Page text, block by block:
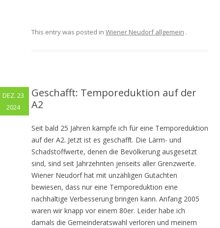
This entry was posted in Wiener Neudorf allgemein .
Geschafft: Temporeduktion auf der
A2
Seit bald 25 Jahren kämpfe ich für eine Temporeduktion
auf der A2. Jetzt ist es geschafft. Die Lärm- und
Schadstoffwerte, denen die Bevölkerung ausgesetzt
sind, sind seit Jahrzehnten jenseits aller Grenzwerte.
Wiener Neudorf hat mit unzähligen Gutachten
bewiesen, dass nur eine Temporeduktion eine
nachhaltige Verbesserung bringen kann. Anfang 2005
waren wir knapp vor einem 80er. Leider habe ich
damals die Gemeinderatswahl verloren und meinem
DEZ. 23
2024